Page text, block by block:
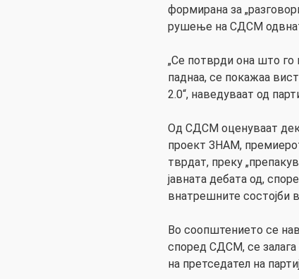
формирана за
рушење на СДСМ
„Се потврди она што
паднаа, се покажаа
2.0“, наведуваат од
Од СДСМ оценуваат
проект ЗНАМ,
тврдат, преку
јавната дебата од,
внатрешните состојби
Во соопштението се
според СДСМ, се
на претседател на